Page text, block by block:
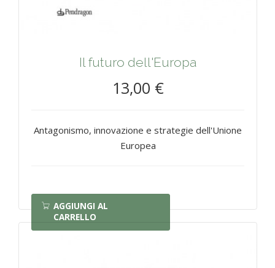
Il futuro dell'Europa
13,00 €
Antagonismo, innovazione e strategie dell'Unione
Europea
AGGIUNGI AL
CARRELLO